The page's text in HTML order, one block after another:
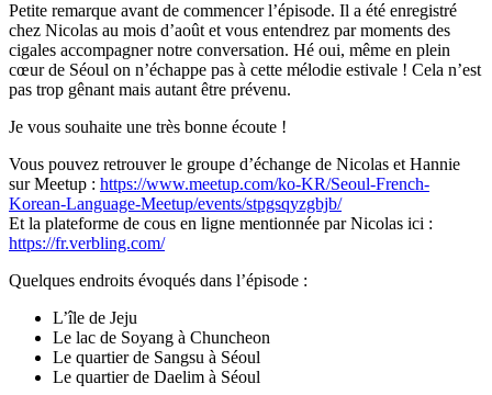
Petite remarque avant de commencer l’épisode. Il a été enregistré
chez Nicolas au mois d’août et vous entendrez par moments des
cigales accompagner notre conversation. Hé oui, même en plein
cœur de Séoul on n’échappe pas à cette mélodie estivale ! Cela n’est
pas trop gênant mais autant être prévenu.
Je vous souhaite une très bonne écoute !
Vous pouvez retrouver le groupe d’échange de Nicolas et Hannie
sur Meetup : https://www.meetup.com/ko-KR/Seoul-French-
Korean-Language-Meetup/events/stpgsqyzgbjb/
Et la plateforme de cous en ligne mentionnée par Nicolas ici :
https://fr.verbling.com/
Quelques endroits évoqués dans l’épisode :
L’île de Jeju
Le lac de Soyang à Chuncheon
Le quartier de Sangsu à Séoul
Le quartier de Daelim à Séoul